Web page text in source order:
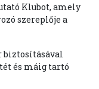
Klubot, amely
szereplője a
biztosításával
és máig tartó